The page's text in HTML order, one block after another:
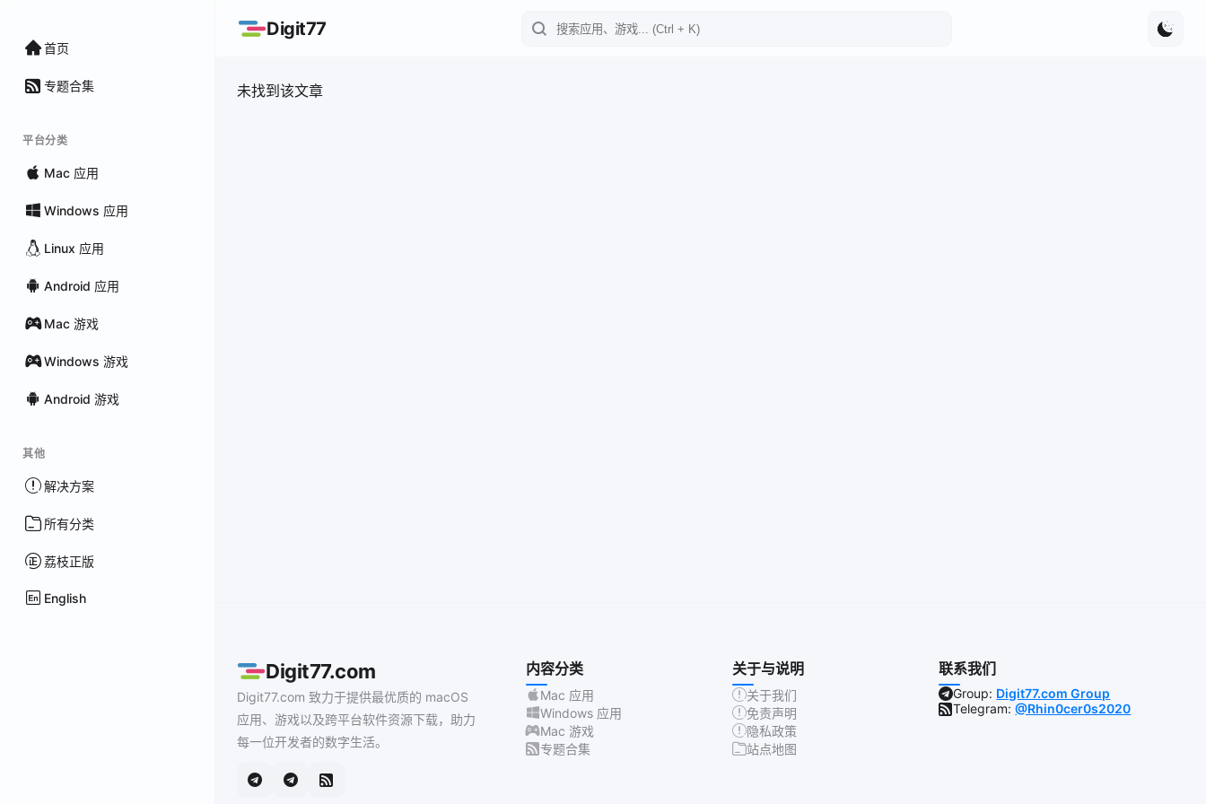
首页
专题合集
平台分类
Mac 应用
Windows 应用
Linux 应用
Android 应用
Mac 游戏
Windows 游戏
Android 游戏
其他
解决方案
所有分类
荔枝正版
English
Digit77
未找到该文章
Digit77.com
Digit77.com 致力于提供最优质的 macOS
应用、游戏以及跨平台软件资源下载，助力
每一位开发者的数字生活。
内容分类
Mac 应用
Windows 应用
Mac 游戏
专题合集
关于与说明
关于我们
免责声明
隐私政策
站点地图
联系我们
Group: Digit77.com Group
Telegram:@Rhin0cer0s2020